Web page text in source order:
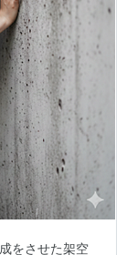
をさせた架空